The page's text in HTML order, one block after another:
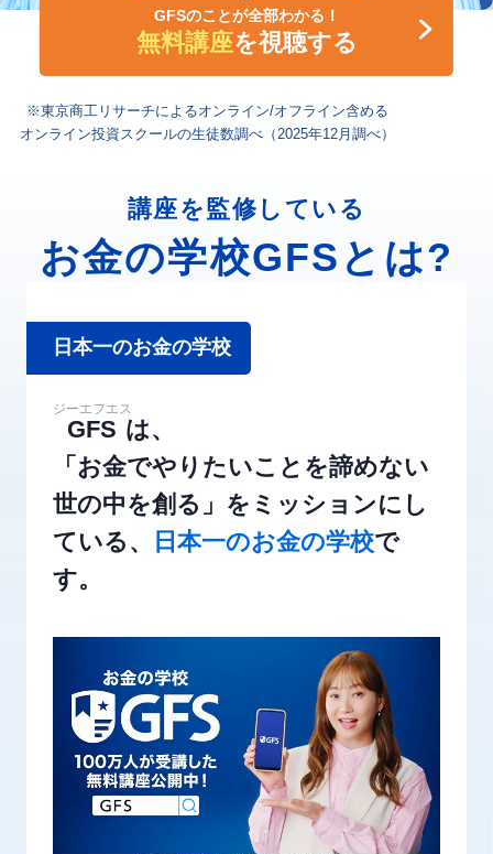
GFSのことが全部わかる！
無料講座を視聴する
※東京商工リサーチによるオンライン/オフライン含める
オンライン投資スクールの生徒数調べ（2025年12月調べ）
講座を監修している
お金の学校GFSとは?
日本一のお金の学校
GFS
ジーエフエス
は、
「お金でやりたいことを諦めない
世の中を創る」を ミッションにし
ている、
日本一のお金の学校で
す。